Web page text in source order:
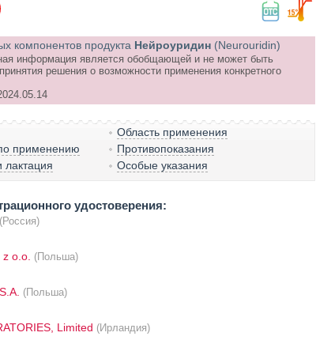
компонентов продукта Нейроуридин (Neurouridin)
информация является обобщающей и не может быть
решения о возможности применения конкретного
Область применения
применению
Противопоказания
лактация
Особые указания
удостоверения:
(Россия)
o.o. (Польша)
(Польша)
Limited (Ирландия)